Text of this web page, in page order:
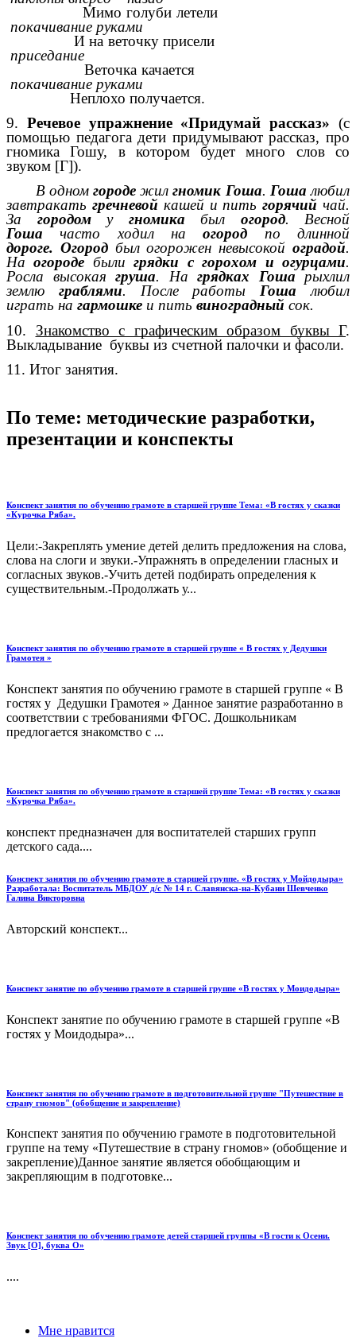
Мимо голуби летели
покачивание руками
И на веточку присели
приседание
Веточка качается
покачивание руками
Неплохо получается.
9. Речевое упражнение «Придумай рассказ» (с
помощью педагога дети придумывают рассказ, про
гномика Гошу, в котором будет много слов со
звуком [Г]).
В одном городежилгномик Гоша. Гоша любил
завтракать гречневой кашей и питьгорячийчай.
За городому гномика был огород. Весной
Гоша часто ходил наогород по длинной
дороге. Огородбыл огорожен невысокойоградой.
Наогороде былигрядки с горохом и огурцами.
Росла высокая груша. На грядках Гоша рыхлил
землю граблями. После работыГоша любил
играть на гармошке и пить виноградный сок.
10. Знакомство с графическим образом буквы Г.
Выкладывание буквы из счетной палочки и фасоли.
11. Итог занятия.
По теме: методические разработки,
презентации и конспекты
Конспект занятия по обучению грамоте в старшей группе Тема: «В гостях у сказки
«Курочка Ряба».
Цели:-Закреплять умение детей делить предложения на слова,
слова на слоги и звуки.-Упражнять в определении гласных и
согласных звуков.-Учить детей подбирать определения к
существительным.-Продолжать у...
Конспект занятия по обучению грамоте в старшей группе « В гостях у Дедушки
Грамотея »
Конспект занятия по обучению грамоте в старшей группе « В
гостях у Дедушки Грамотея » Данное занятие разработанно в
соответствии с требованиями ФГОС. Дошкольникам
предлогается знакомство с ...
Конспект занятия по обучению грамоте в старшей группе Тема: «В гостях у сказки
«Курочка Ряба».
конспект предназначен для воспитателей старших групп
детского сада....
Конспект занятия по обучению грамоте в старшей группе. «В гостях у Мойдодыра»
Разработала: Воспитатель МБДОУ д/с № 14 г. Славянска-на-Кубани Шевченко
Галина Викторовна
Авторский конспект...
Конспект занятие по обучению грамоте в старшей группе «В гостях у Моидодыра»
Конспект занятие по обучению грамоте в старшей группе «В
гостях у Моидодыра»...
Конспект занятия по обучению грамоте в подготовительной группе "Путешествие в
страну гномов" (обобщение и закрепление)
Конспект занятия по обучению грамоте в подготовительной
группе на тему «Путешествие в страну гномов» (обобщение и
закрепление)Данное занятие является обобщающим и
закрепляющим в подготовке...
Конспект занятия по обучению грамоте детей старшей группы «В гости к Осени.
Звук [О], буква О»
....
Мне нравится